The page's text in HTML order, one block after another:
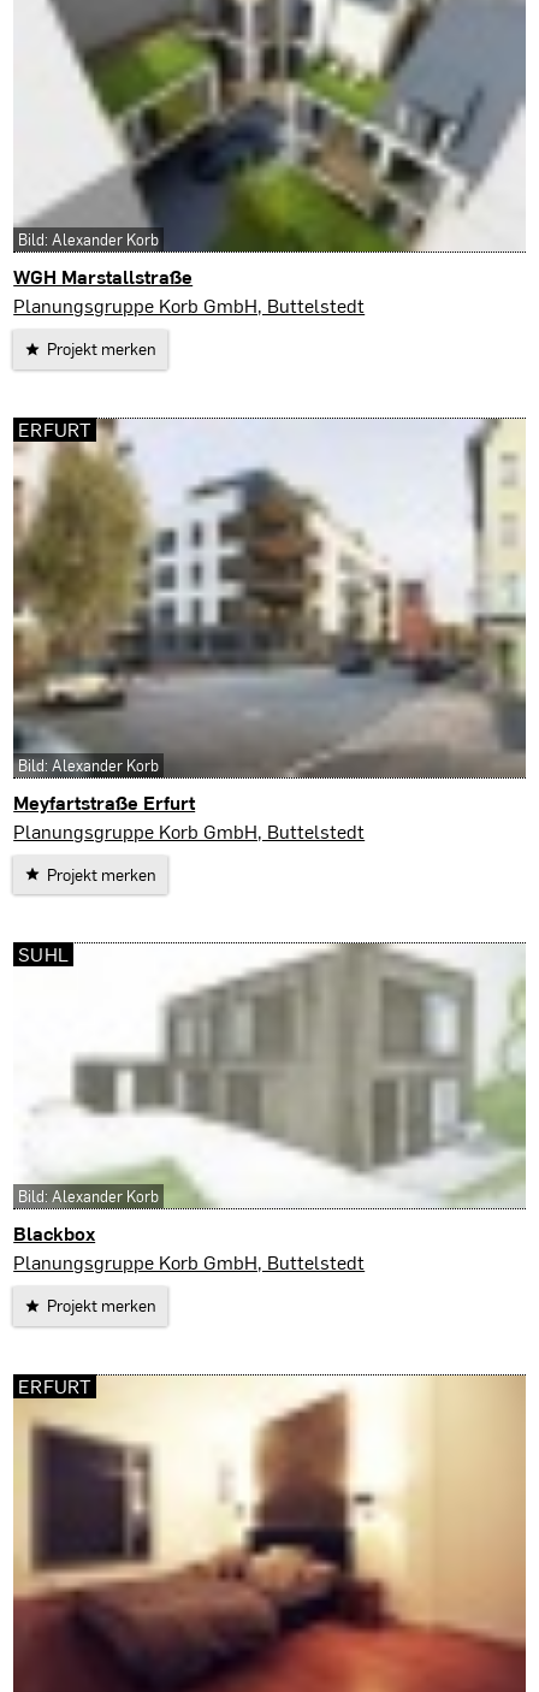
WGH Marstallstraße
Erfurt
Planungsgruppe Korb GmbH, Buttelstedt
Projekt merken
Bild: Alexander Korb
Meyfartstraße Erfurt
Erfurt
Planungsgruppe Korb GmbH, Buttelstedt
Projekt merken
ERFURT
Bild: Alexander Korb
Blackbox
Suhl
Planungsgruppe Korb GmbH, Buttelstedt
Projekt merken
SUHL
Bild: Alexander Korb
ERFURT